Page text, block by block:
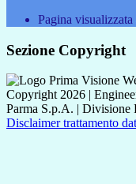
Pagina visualizzata
Sezione Copyright
Copyright 2026 |
Parma S.p.A. |
Disclaimer trattamento